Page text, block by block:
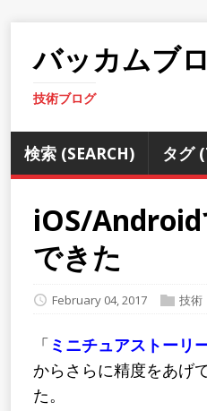
バッカムブ
技術ブログ
検索 (SEARCH) タグ
iOS/Android
できた
February 04, 2017 技術
「 ミニチュアストーリ
からさらに精度をあげ
た。